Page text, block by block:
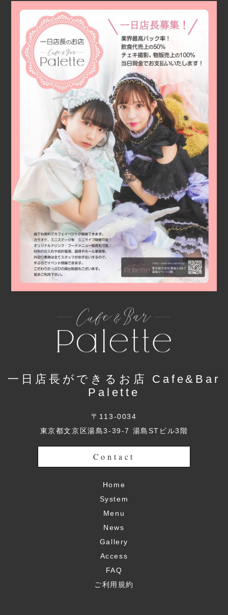
一日店長ができるお店 Cafe&Bar
Palette
〒113-0034
東京都文京区湯島3-39-7 湯島STビル3階
Contact
Home
System
Menu
News
Gallery
Access
FAQ
ご利用規約